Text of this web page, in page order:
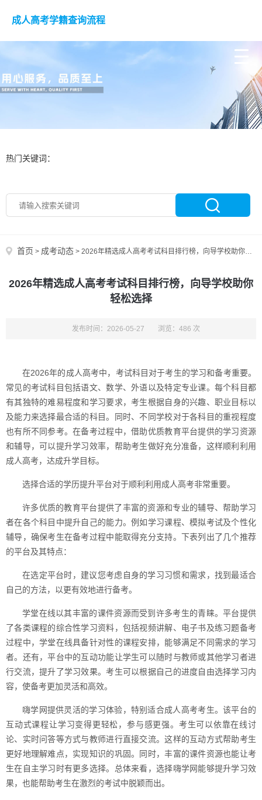
成人高考学籍查询流程
热门关键词：
首页 > 成考动态 > 2026年精选成人高考考试科目排行榜，向导学校助你轻松选择
2026年精选成人高考考试科目排行榜，向导学校助你
轻松选择
发布时间：2026-05-27 浏览：486 次
在2026年的成人高考中，考试科目对于考生的学习和备考重要。
常见的考试科目包括语文、数学、外语以及特定专业课。每个科目都
有其独特的难易程度和学习要求，考生根据自身的兴趣、职业目标以
及能力来选择最合适的科目。同时、不同学校对于各科目的重视程度
也有所不同参考。在备考过程中，借助优质教育平台提供的学习资源
和辅导，可以提升学习效率，帮助考生做好充分准备，这样顺利利用
成人高考，达成升学目标。
选择合适的学历提升平台对于顺利利用成人高考非常重要。
许多优质的教育平台提供了丰富的资源和专业的辅导、帮助学习
者在各个科目中提升自己的能力。例如学习课程、模拟考试及个性化
辅导，确保考生在备考过程中能取得充分支持。下表列出了几个推荐
的平台及其特点：
在选定平台时，建议您考虑自身的学习习惯和需求，找到最适合
自己的方法，以更有效地进行备考。
学堂在线以其丰富的课件资源而受到许多考生的青睐。平台提供
了各类课程的综合性学习资料，包括视频讲解、电子书及练习题备考
过程中，学堂在线具备针对性的课程安排，能够满足不同需求的学习
者。还有，平台中的互动功能让学生可以随时与教师或其他学习者进
行交流，提升了学习效果。考生可以根据自己的进度自由选择学习内
容，使备考更加灵活和高效。
嗨学网提供灵活的学习体验，特别适合成人高考考生。该平台的
互动式课程让学习变得更轻松，参与感更强。考生可以依靠在线讨
论、实时问答等方式与教师进行直接交流。这样的互动方式帮助考生
更好地理解难点，实现知识的巩固。同时，丰富的课件资源也能让考
生在自主学习时有更多选择。总体来看，选择嗨学网能够提升学习效
果，也能帮助考生在激烈的考试中脱颖而出。